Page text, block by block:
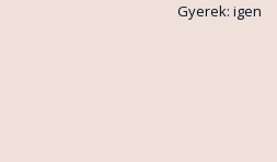
Gyerek: igen